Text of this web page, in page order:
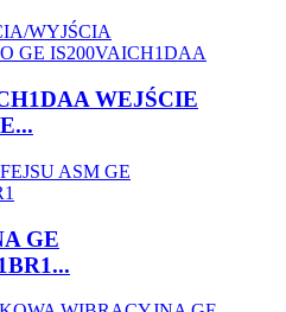
WEJŚCIE
GE